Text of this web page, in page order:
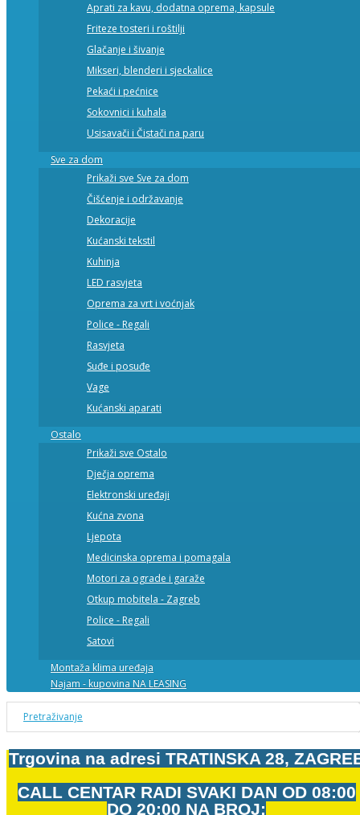
Aprati za kavu, dodatna oprema, kapsule
Friteze tosteri i roštilji
Glačanje i šivanje
Mikseri, blenderi i sjeckalice
Pekaći i pećnice
Sokovnici i kuhala
Usisavači i Čistači na paru
Sve za dom
Prikaži sve Sve za dom
Čišćenje i održavanje
Dekoracije
Kućanski tekstil
Kuhinja
LED rasvjeta
Oprema za vrt i voćnjak
Police - Regali
Rasvjeta
Suđe i posuđe
Vage
Kućanski aparati
Ostalo
Prikaži sve Ostalo
Dječja oprema
Elektronski uređaji
Kućna zvona
Ljepota
Medicinska oprema i pomagala
Motori za ograde i garaže
Otkup mobitela - Zagreb
Police - Regali
Satovi
Montaža klima uređaja
Najam - kupovina NA LEASING
Pretraživanje
Trgovina na adresi TRATINSKA 28,
CALL CENTAR RADI SVAKI DAN OD 08:00
DO 20:00 NA BROJ: